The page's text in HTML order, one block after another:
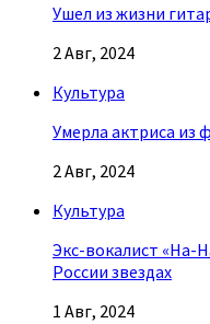
Ушел из жизни
2 Авг, 2024
Культура
Умерла актриса из
2 Авг, 2024
Культура
Экс-вокалист «На-
России звездах
1 Авг, 2024